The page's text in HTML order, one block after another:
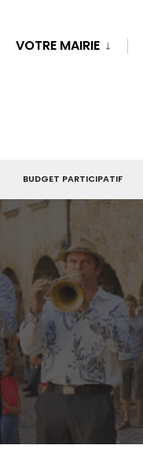
VOTRE MAIRIE
BUDGET PARTICIPATIF